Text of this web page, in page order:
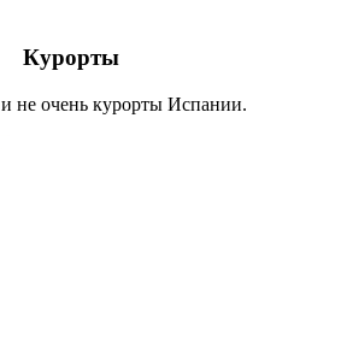
Курорты
не очень курорты Испании.